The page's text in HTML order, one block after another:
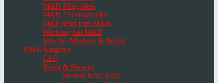
M&B Pfingstfest
M&B Eventkalender
M&P heißt jetzt M&B
Werbung bei M&B
Jobs bei Minkner & Bonitz
M&B Ratgeber
FAQ
Recht & Steuern
Steuern beim Kauf